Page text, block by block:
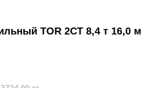
TOR 2СТ 8,4 т 16,0 м